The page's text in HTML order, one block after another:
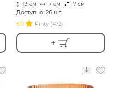
13 см 7 см 7 см
Доступно: 26 шт
5.0
Pinty (472)